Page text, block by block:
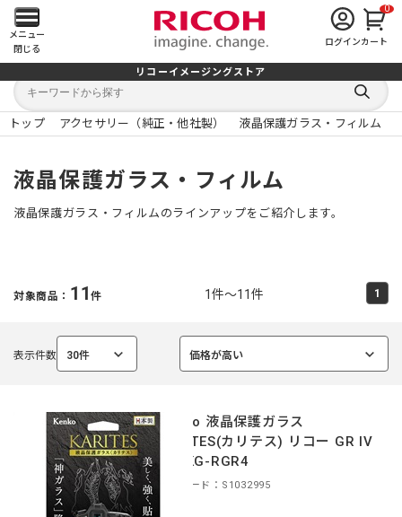
メ
イ
ン
メ
ニ
ュ
を
く
メニュー
閉じる
ログイン
0
カート
リコーイメージングストア
キ
ワ
ー
キ
検
索
す
る
トップ アクセサリー（純正・他社製） 液晶保護ガラス・フィルム
液晶保護ガラス・フィルム
液晶保護ガラス・フィルムのラインアップをご紹介します。
対象商品： 11件 1件～11件 1
表示件数 30件
選
価格が高い
選
Kenko 液晶保護ガラス
KARITES(カリテス) リコー GR IV
用 KKG-RGR4
商品コード：S1032995